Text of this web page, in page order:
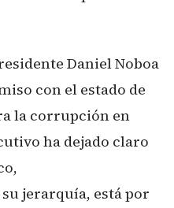
Daniel Noboa
con el estado de
la corrupción en
ha dejado claro
jerarquía, está por